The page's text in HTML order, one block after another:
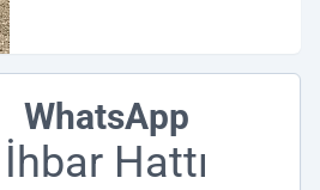
WhatsApp
İhbar Hattı